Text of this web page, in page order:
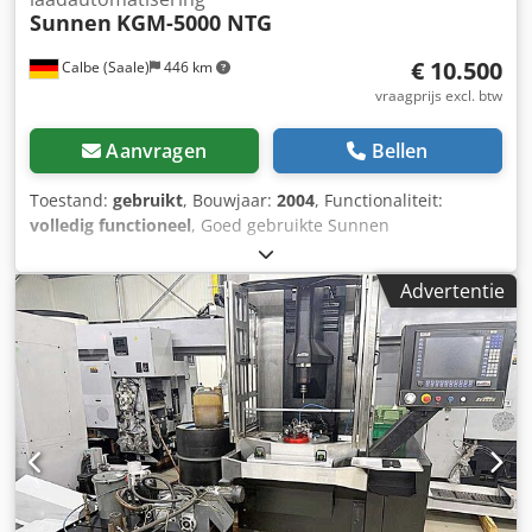
Calbe (Saale) 446 km
Sunnen KGM-5000 NTG
€ 10.500
vraagprijs excl. btw
Aanvragen Bellen
Toestand: gebruikt, Bouwjaar: 2004, Functionaliteit:
volledig functioneel, Goed gebruikte Sunnen
hoonmachine met Felsomat laadsysteem. Diameterbereik
(BINNEN-Ø)¹: Krossgrinding® gereedschappen: 5,46 tot 32
mm bij belading met CGT gereedschappen TurboHone®
gereedschappen: 3,81 tot 32 mm bij belading met MMT
gereedschappen Drijfstanggereedschappen: 53,8 tot 63,8
mm bij gebruik van CRT-gereedschappen Grotere
gereedschappen: 25,4 tot 101,6 mm Werkstuk²: 8 tot 150
mm Max. Gewicht werkstuk: 2,0 kg Spiltoerentalbereik: 250
tot 3700 tpm, instelbaar Standaard toerental: Hoog koppel
in het lage toerentalbereik: 20 tot 1.000 tpm, instelbaar
Toerentalbereik: 33 tot 500 H/min, instelbaar
Koelvloeistofsysteem Pompmotor: 0,18 kW
Advertentie